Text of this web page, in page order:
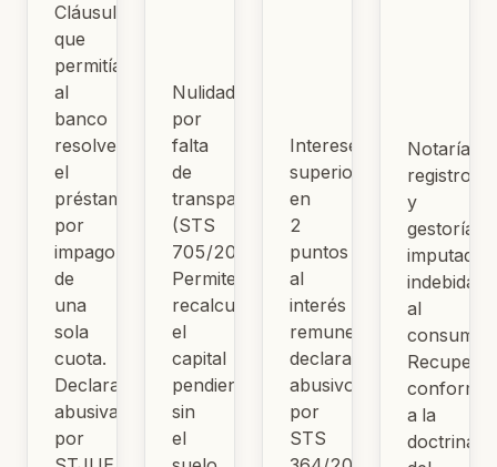
Cláusula
que
permitía
al
banco
resolver
el
préstamo
por
impago
de
una
sola
cuota.
Declarada
abusiva
por
Nulidad
por
falta
de
transparencia
(STS
705/2015).
Permite
recalcular
el
capital
pendiente
sin
el
Intereses
superiores
en
2
puntos
al
interés
remuneratorio
declarados
abusivos
por
STS
Notaría,
registro
y
gestoría
imputados
al
conforme
a la
doctrina